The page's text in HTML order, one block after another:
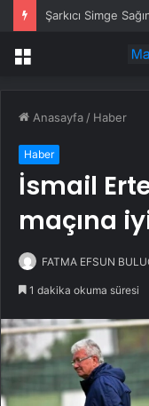
Menü
Anasayfa / Haber
Haber
İsmail
maçına
FATMA EFSUN
1 dakika okuma süresi